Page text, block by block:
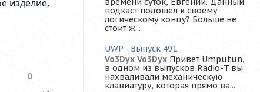
подкаст подошёл к своему
логическому концу? Больше не
стоит ж...
UWP - Выпуск 491
Vo3Dyx Vo3Dyx Привет Umputun,
в одном из выпусков Radio-T вы
нахваливали механическую
клавиатуру, которая прямо ва...